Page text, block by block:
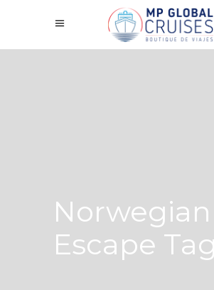
Norwegian
Escape Tag